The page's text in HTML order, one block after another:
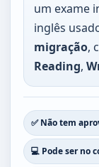
um exame
inglês
migração,
Reading,
✅ Não tem
💻 Pode ser no